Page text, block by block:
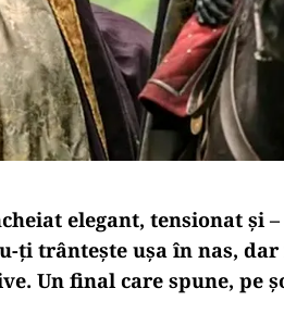
elegant, tensionat și
ți trântește ușa în nas,
Un final care spune, pe